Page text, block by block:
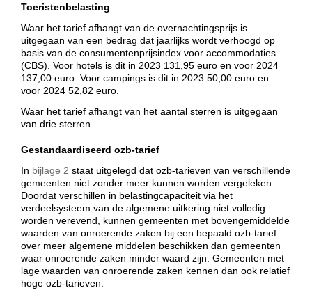
Toeristenbelasting
Waar het tarief afhangt van de overnachtingsprijs is
uitgegaan van een bedrag dat jaarlijks wordt verhoogd op
basis van de consumentenprijsindex voor accommodaties
(CBS). Voor hotels is dit in 2023 131,95 euro en voor 2024
137,00 euro. Voor campings is dit in 2023 50,00 euro en
voor 2024 52,82 euro.
Waar het tarief afhangt van het aantal sterren is uitgegaan
van drie sterren.
Gestandaardiseerd ozb-tarief
In bijlage 2 staat uitgelegd dat ozb-tarieven van verschillende
gemeenten niet zonder meer kunnen worden vergeleken.
Doordat verschillen in belastingcapaciteit via het
verdeelsysteem van de algemene uitkering niet volledig
worden verevend, kunnen gemeenten met bovengemiddelde
waarden van onroerende zaken bij een bepaald ozb-tarief
over meer algemene middelen beschikken dan gemeenten
waar onroerende zaken minder waard zijn. Gemeenten met
lage waarden van onroerende zaken kennen dan ook relatief
hoge ozb-tarieven.